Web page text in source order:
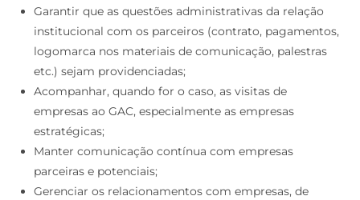
Garantir que as questões administrativas da relação
institucional com os parceiros (contrato, pagamentos,
logomarca nos materiais de comunicação, palestras
etc.) sejam providenciadas;
Acompanhar, quando for o caso, as visitas de
empresas ao GAC, especialmente as empresas
estratégicas;
Manter comunicação contínua com empresas
parceiras e potenciais;
Gerenciar os relacionamentos com empresas, de